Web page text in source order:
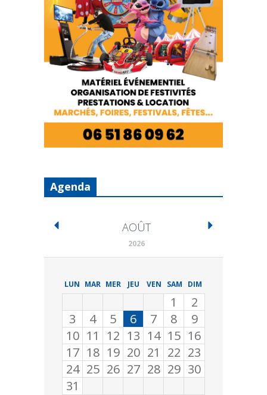
Agenda
AOÛT
2026
LUN MAR MER JEU VEN SAM DIM
1
2
3
4 5 6 7 8
9
10 11 12 13 14 15 16
17 18 19 20 21 22 23
24 25 26 27 28 29 30
31